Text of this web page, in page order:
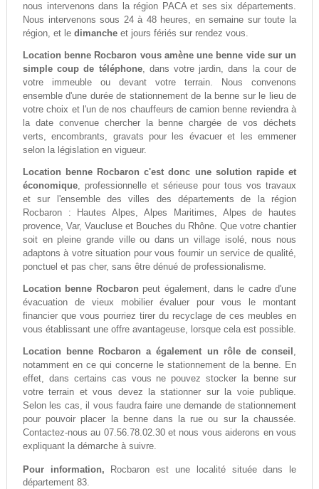
nous intervenons dans la région PACA et ses six départements.
Nous intervenons sous 24 à 48 heures, en semaine sur toute la
région, et le dimancheet jours fériés sur rendez vous.
Location benne Rocbaron vous amène une benne vide sur un
simple coup de téléphone, dans votre jardin, dans la cour de
votre immeuble ou devant votre terrain. Nous convenons
ensemble d'une durée de stationnement de la benne sur le lieu de
votre choix et l'un de nos chauffeurs de camion benne reviendra à
la date convenue chercher la benne chargée de vos déchets
verts, encombrants, gravats pour les évacuer et les emmener
selon la législation en vigueur.
Location benne Rocbaron c'est donc une solution rapide et
économique, professionnelle et sérieuse pour tous vos travaux
et sur l'ensemble des villes des départements de la région
Rocbaron : Hautes Alpes, Alpes Maritimes, Alpes de hautes
provence, Var, Vaucluse et Bouches du Rhône. Que votre chantier
soit en pleine grande ville ou dans un village isolé, nous nous
adaptons à votre situation pour vous fournir un service de qualité,
ponctuel et pas cher, sans être dénué de professionalisme.
Location benne Rocbaron peut également, dans le cadre d'une
évacuation de vieux mobilier évaluer pour vous le montant
financier que vous pourriez tirer du recyclage de ces meubles en
vous établissant une offre avantageuse, lorsque cela est possible.
Location benne Rocbaron a également un rôle de conseil ,
notamment en ce qui concerne le stationnement de la benne. En
effet, dans certains cas vous ne pouvez stocker la benne sur
votre terrain et vous devez la stationner sur la voie publique.
Selon les cas, il vous faudra faire une demande de stationnement
pour pouvoir placer la benne dans la rue ou sur la chaussée.
Contactez-nous au 07.56.78.02.30 et nous vous aiderons en vous
expliquant la démarche à suivre.
Pour information, Rocbaron est une localité située dans le
département 83.